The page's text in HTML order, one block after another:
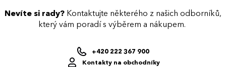
Nevíte si rady? Kontaktujte některého z našich odborníků,
který vám poradí s výběrem a nákupem.
+420 222 367 900
Kontakty na obchodníky